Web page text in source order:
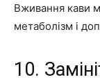
Вживання кави
метаболізм і
10.